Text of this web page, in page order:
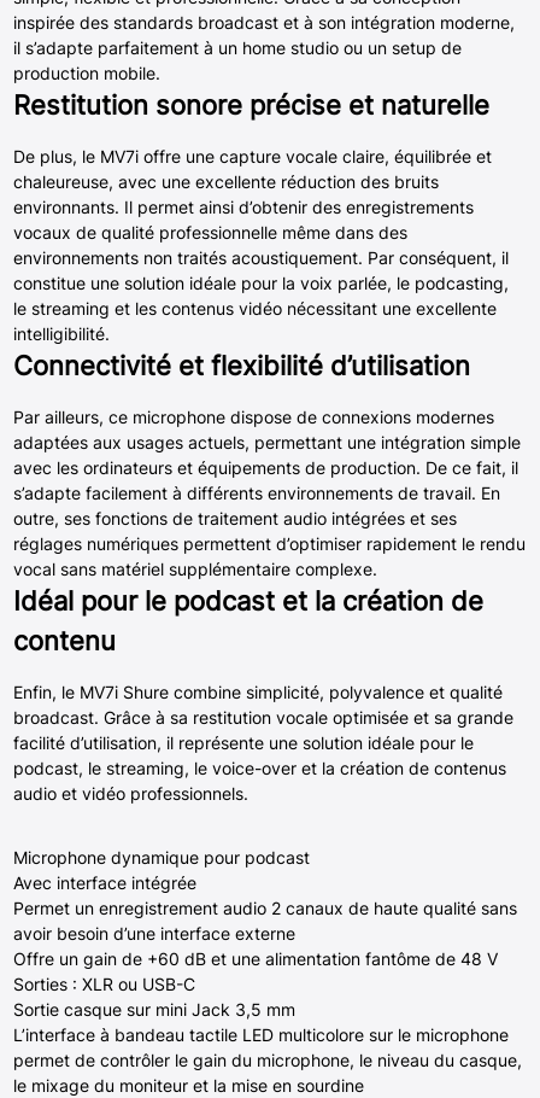
inspirée des standards broadcast et à son intégration moderne,
il s’adapte parfaitement à un home studio ou un setup de
production mobile.
Restitution sonore précise et naturelle
De plus, le MV7i offre une capture vocale claire, équilibrée et
chaleureuse, avec une excellente réduction des bruits
environnants. Il permet ainsi d’obtenir des enregistrements
vocaux de qualité professionnelle même dans des
environnements non traités acoustiquement. Par conséquent, il
constitue une solution idéale pour la voix parlée, le podcasting,
le streaming et les contenus vidéo nécessitant une excellente
intelligibilité.
Connectivité et flexibilité d’utilisation
Par ailleurs, ce microphone dispose de connexions modernes
adaptées aux usages actuels, permettant une intégration simple
avec les ordinateurs et équipements de production. De ce fait, il
s’adapte facilement à différents environnements de travail. En
outre, ses fonctions de traitement audio intégrées et ses
réglages numériques permettent d’optimiser rapidement le rendu
vocal sans matériel supplémentaire complexe.
Idéal pour le podcast et la création de
contenu
Enfin, le MV7i Shure combine simplicité, polyvalence et qualité
broadcast. Grâce à sa restitution vocale optimisée et sa grande
facilité d’utilisation, il représente une solution idéale pour le
podcast, le streaming, le voice-over et la création de contenus
audio et vidéo professionnels.
Microphone dynamique pour podcast
Avec interface intégrée
Permet un enregistrement audio 2 canaux de haute qualité sans
avoir besoin d’une interface externe
Offre un gain de +60 dB et une alimentation fantôme de 48 V
Sorties : XLR ou USB-C
Sortie casque sur mini Jack 3,5 mm
L’interface à bandeau tactile LED multicolore sur le microphone
permet de contrôler le gain du microphone, le niveau du casque,
le mixage du moniteur et la mise en sourdine